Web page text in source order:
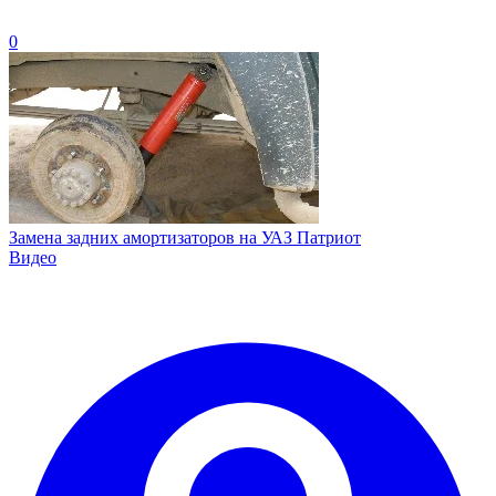
0
Замена задних амортизаторов на УАЗ Патриот
Видео